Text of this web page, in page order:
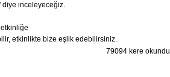
diye inceleyeceğiz.
etkinlikte bize eşlik edebilirsiniz.
79094 kere okundu